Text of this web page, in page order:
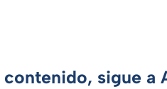
sigue a